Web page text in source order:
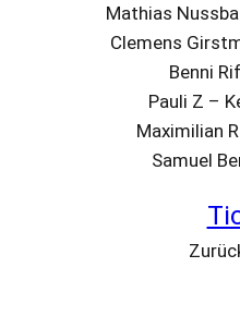
Mathias
Clemens
Benni
Pauli Z –
Maximilian
Samuel